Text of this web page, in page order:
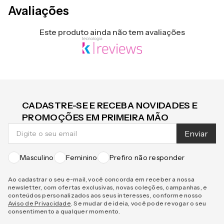
Avaliações
Este produto ainda não tem avaliações
CADASTRE-SE E RECEBA NOVIDADES E
PROMOÇÕES EM PRIMEIRA MÃO
Enviar
Masculino Feminino Prefiro não responder
Ao cadastrar o seu e-mail, você concorda em receber a nossa
newsletter, com ofertas exclusivas, novas coleções, campanhas, e
conteúdos personalizados aos seus interesses, conforme nosso
Aviso de Privacidade . Se mudar de ideia, você pode revogar o seu
consentimento a qualquer momento.